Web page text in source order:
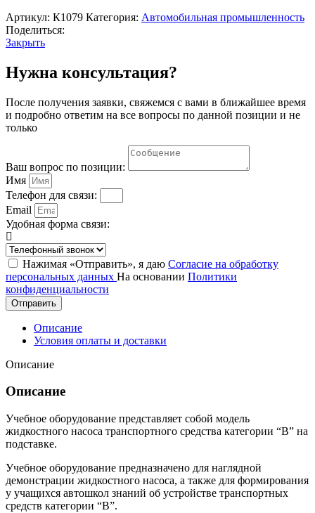
Артикул: К1079 Категория: Автомобильная промышленность
Поделиться:
Закрыть
Нужна консультация?
После получения заявки, свяжемся с вами в ближайшее время
и подробно ответим на все вопросы по данной позиции и не
только
Ваш вопрос по позиции:
Имя
Телефон для связи:
Email
Удобная форма связи:
Нажимая «Отправить», я даю Согласие на обработку
персональных данных На основании Политики
конфиденциальности
Отправить
Описание
Условия оплаты и доставки
Описание
Описание
Учебное оборудование представляет собой модель
жидкостного насоса транспортного средства категории “B” на
подставке.
Учебное оборудование предназначено для наглядной
демонстрации жидкостного насоса, а также для формирования
у учащихся автошкол знаний об устройстве транспортных
средств категории “B”.